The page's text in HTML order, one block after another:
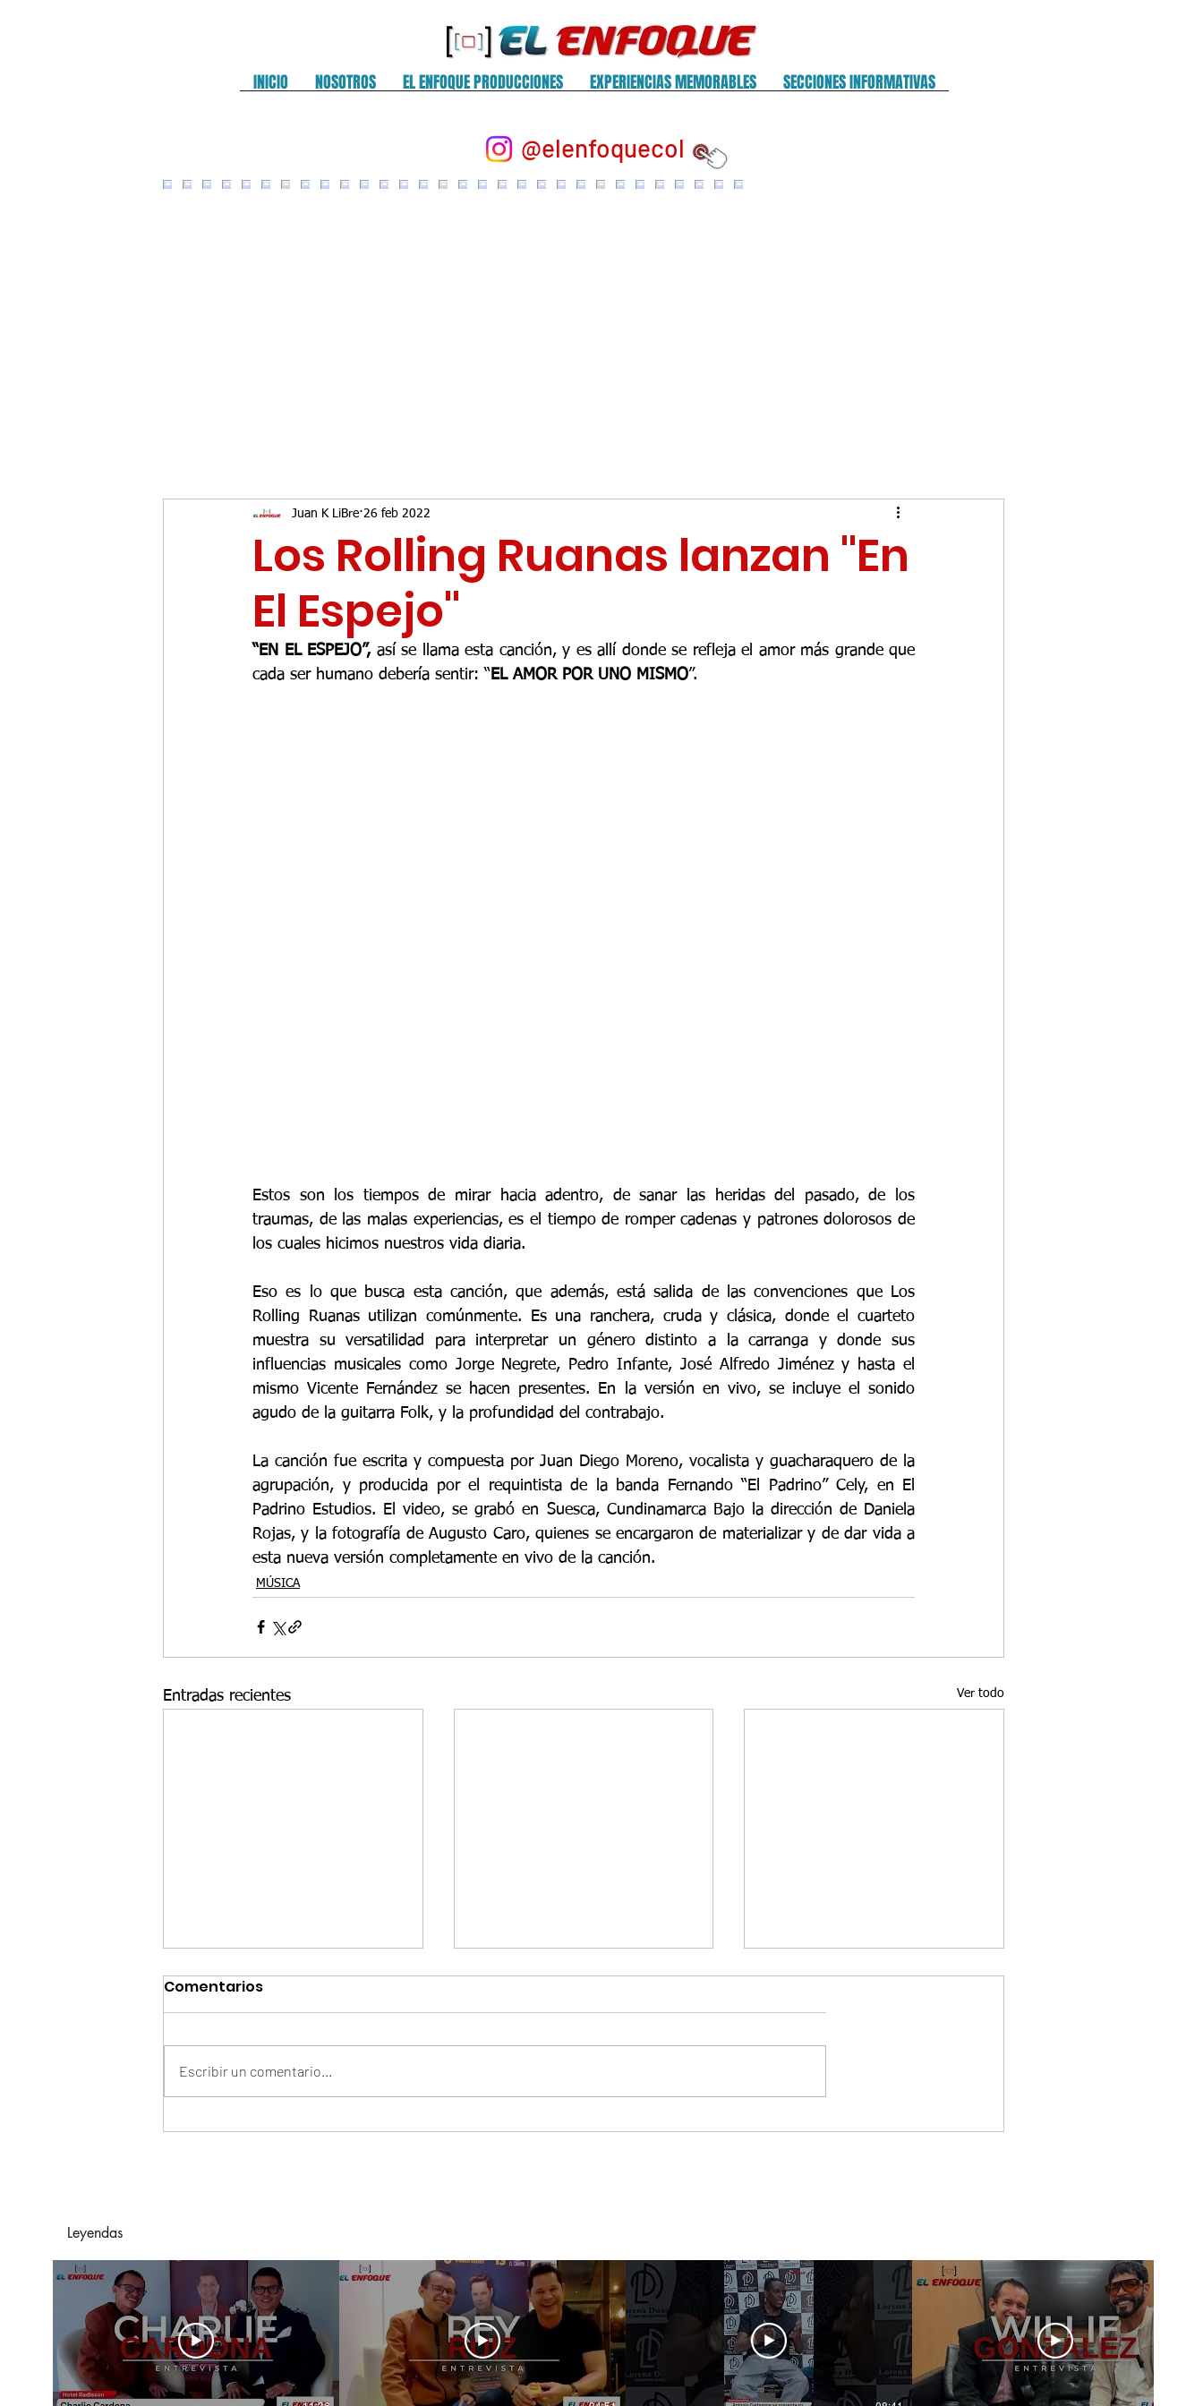
INICIO NOSOTROS EL ENFOQUE PRODUCCIONES EXPERIENCIAS MEMORABLES SECCIONES INFORMATIVAS
@elenfoquecol
Los Rolling Ruanas lanzan "En
El Espejo"
Juan K LiBre 26 feb 2022
“EN EL ESPEJO”, así se llama esta canción, y es allí donde se refleja el amor más grande que
cada ser humano debería sentir: “EL AMOR POR UNO MISMO”.
Estos son los tiempos de mirar hacia adentro, de sanar las heridas del pasado, de los
traumas, de las malas experiencias, es el tiempo de romper cadenas y patrones dolorosos de
los cuales hicimos nuestros vida diaria.
Eso es lo que busca esta canción, que además, está salida de las convenciones que Los
Rolling Ruanas utilizan comúnmente. Es una ranchera, cruda y clásica, donde el cuarteto
muestra su versatilidad para interpretar un género distinto a la carranga y donde sus
influencias musicales como Jorge Negrete, Pedro Infante, José Alfredo Jiménez y hasta el
mismo Vicente Fernández se hacen presentes. En la versión en vivo, se incluye el sonido
agudo de la guitarra Folk, y la profundidad del contrabajo.
La canción fue escrita y compuesta por Juan Diego Moreno, vocalista y guacharaquero de la
agrupación, y producida por el requintista de la banda Fernando “El Padrino” Cely, en El
Padrino Estudios. El video, se grabó en Suesca, Cundinamarca Bajo la dirección de Daniela
Rojas, y la fotografía de Augusto Caro, quienes se encargaron de materializar y de dar vida a
esta nueva versión completamente en vivo de la canción.
MÚSICA
Entradas recientes Ver todo
Arelys Henao Y Grupo
Jessi Uribe pregunta lo
Maca & Gero, los artistas
Comentarios
Escribir un comentario...
Leyendas